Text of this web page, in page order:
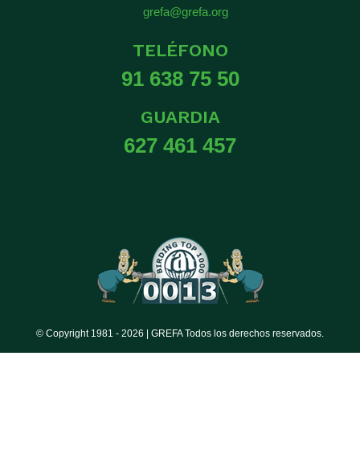
grefa@grefa.org
TELÉFONO
91 638 75 50
GUARDIA
627 461 457
© Copyright 1981 - 2026 | GREFA Todos los derechos reservados.